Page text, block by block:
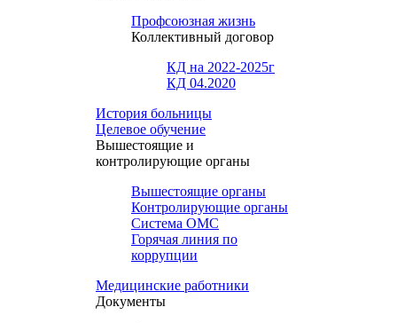
Профсоюзная жизнь
Коллективный договор
КД на 2022-2025г
КД 04.2020
История больницы
Целевое обучение
Вышестоящие и
контролирующие органы
Вышестоящие органы
Контролирующие органы
Система ОМС
Горячая линия по
коррупции
Медицинские работники
Документы